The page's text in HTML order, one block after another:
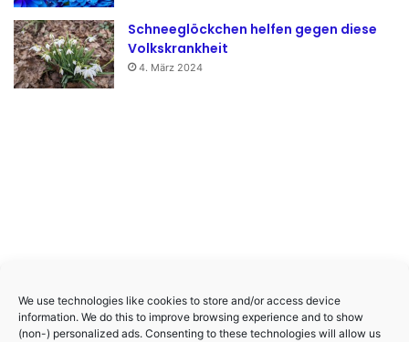
We use technologies like cookies to store and/or access device
information. We do this to improve browsing experience and to show
(non-) personalized ads. Consenting to these technologies will allow us
Schneeglöckchen helfen gegen diese
Volkskrankheit
4. März 2024